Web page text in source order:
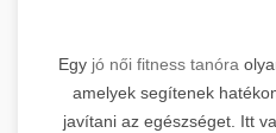
Egy jó női fitness tanóra
amelyek segítenek
javítani az egészséget. Itt